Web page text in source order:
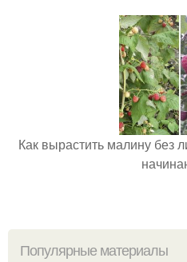
Как вырастить малину без
Популярные материалы